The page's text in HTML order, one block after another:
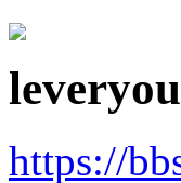
leveryou
https://